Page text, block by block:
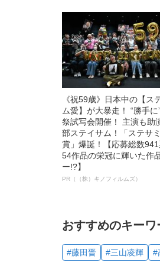
《祝59歳》日本中の【ス
ム愛】が大暴走！ “勝手に
祭試写会開催！ 主演も助
部ステイサム！「ステサ
賞」爆誕！【応募総数
54作品の栄冠に輝いた作
ー!?】
PR（（株）キノフィルムズ）
おすすめのキー
#藤田晋 #三山凌輝 #